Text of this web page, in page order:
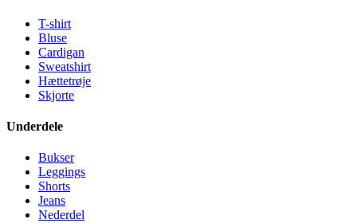
T-shirt
Bluse
Cardigan
Sweatshirt
Hættetrøje
Skjorte
Underdele
Bukser
Leggings
Shorts
Jeans
Nederdel